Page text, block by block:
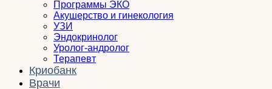
Программы ЭКО
Акушерство и гинекология
УЗИ
Эндокринолог
Уролог-андролог
Терапевт
Криобанк
Врачи